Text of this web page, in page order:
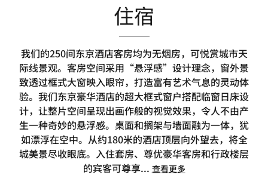
住宿
我们的250间东京酒店客房均为无烟房，可悦赏城市天
际线景观。客房空间采用“悬浮感”设计理念，窗外景
致透过框式大窗映入眼帘，打造富有艺术气息的灵动体
验。我们东京豪华酒店的超大框式窗户搭配临窗日床设
计，让整片空间呈现出画作般的视觉效果，令人不由产
生一种奇妙的悬浮感。桌面和搁架与墙面融为一体，犹
如漂浮在空中。从约180米的酒店顶层向外望去，将全
城美景尽收眼底。入住套房、尊优豪华客房和行政楼层
的宾客可尊享... 查看更多